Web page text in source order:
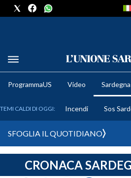
METEO
CRONACA SARDEGNA
ProgrammaUS Video Sardegna
TEMI CALDI DI OGGI: Incendi Sos
SFOGLIA IL QUOTIDIANO
CRONACA